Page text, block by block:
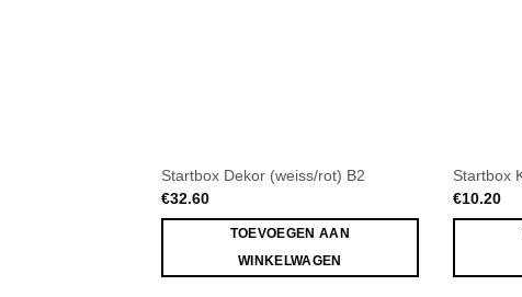
Startbox Dekor (weiss/rot) B2
€32.60
TOEVOEGEN AAN
WINKELWAGEN
Startbox
€10.20